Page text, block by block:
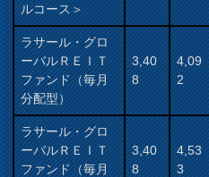
ルコース＞
ラサール・グロ
ーバルＲＥＩＴ
ファンド（毎月
分配型）
3,40
8
4,09
2
ラサール・グロ
ーバルＲＥＩＴ
ファンド（毎月
3,40
8
4,53
3